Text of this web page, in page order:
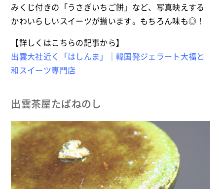
みくじ付きの「うさぎいちご餅」など、写真映えする
かわいらしいスイーツが揃います。もちろん味も◎！
【詳しくはこちらの記事から】
出雲大社近く「はしんま」｜韓国発ジェラート大福と
和スイーツ専門店
出雲茶屋たばねのし